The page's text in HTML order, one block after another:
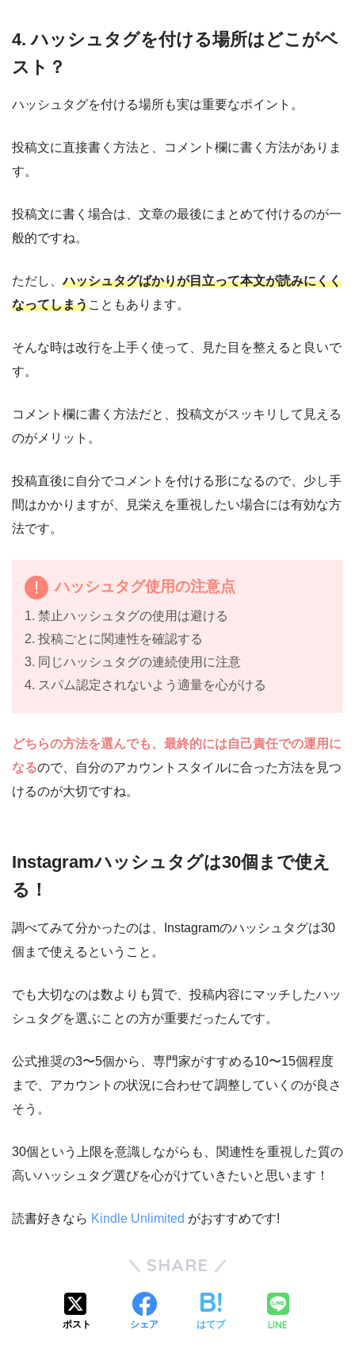
4. ハッシュタグを付ける場所はどこがベ
スト？
ハッシュタグを付ける場所も実は重要なポイント。
投稿文に直接書く方法と、コメント欄に書く方法がありま
す。
投稿文に書く場合は、文章の最後にまとめて付けるのが一
般的ですね。
ただし、ハッシュタグばかりが目立って本文が読みにくく
なってしまうこともあります。
そんな時は改行を上手く使って、見た目を整えると良いで
す。
コメント欄に書く方法だと、投稿文がスッキリして見える
のがメリット。
投稿直後に自分でコメントを付ける形になるので、少し手
間はかかりますが、見栄えを重視したい場合には有効な方
法です。
ハッシュタグ使用の注意点
1. 禁止ハッシュタグの使用は避ける
2. 投稿ごとに関連性を確認する
3. 同じハッシュタグの連続使用に注意
4. スパム認定されないよう適量を心がける
どちらの方法を選んでも、最終的には自己責任での運用に
なるので、自分のアカウントスタイルに合った方法を見つ
けるのが大切ですね。
Instagramハッシュタグは30個まで使え
る！
調べてみて分かったのは、Instagramのハッシュタグは30
個まで使えるということ。
でも大切なのは数よりも質で、投稿内容にマッチしたハッ
シュタグを選ぶことの方が重要だったんです。
公式推奨の3〜5個から、専門家がすすめる10〜15個程度
まで、アカウントの状況に合わせて調整していくのが良さ
そう。
30個という上限を意識しながらも、関連性を重視した質の
高いハッシュタグ選びを心がけていきたいと思います！
読書好きなら Kindle Unlimited がおすすめです!
SHARE
ポスト シェア はてブ LINE